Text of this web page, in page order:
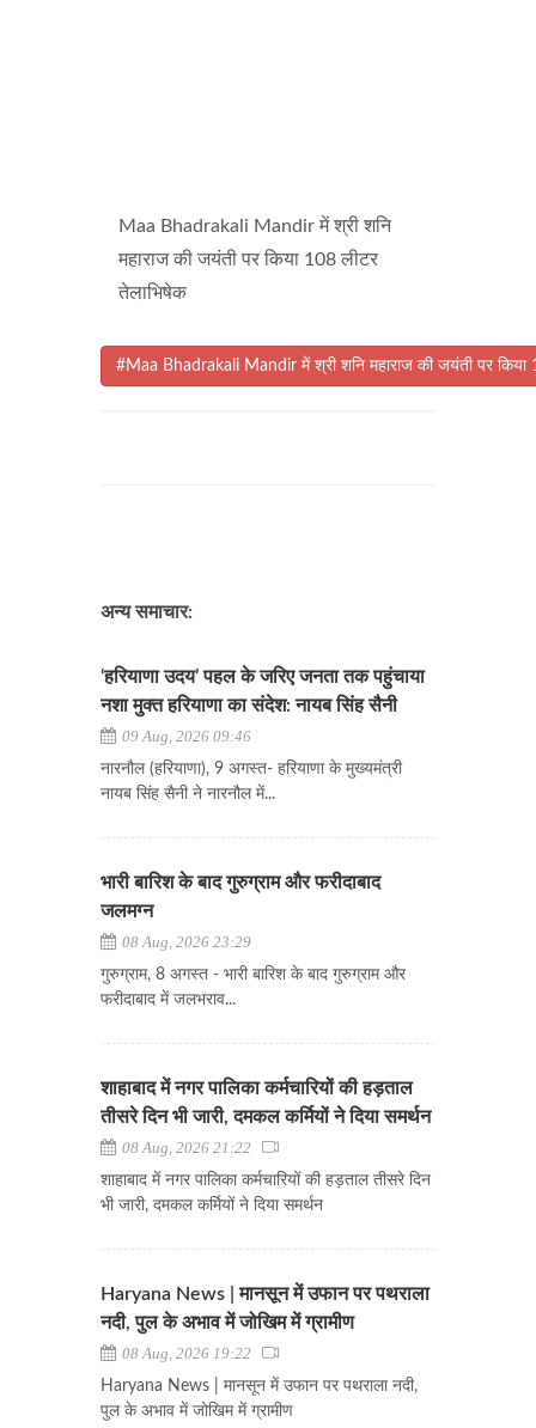
Maa Bhadrakali Mandir में श्री शनि
महाराज की जयंती पर किया 108 लीटर
तेलाभिषेक
#Maa Bhadrakali Mandir में श्री शनि महाराज की जयंती पर किया
अन्य समाचार:
‘हरियाणा उदय’ पहल के जरिए जनता तक पहुंचाया
नशा मुक्त हरियाणा का संदेश: नायब सिंह सैनी
09 Aug, 2026 09:46
नारनौल (हरियाणा), 9 अगस्त- हरियाणा के मुख्यमंत्री
नायब सिंह सैनी ने नारनौल में...
भारी बारिश के बाद गुरुग्राम और फरीदाबाद
जलमग्न
08 Aug, 2026 23:29
गुरुग्राम, 8 अगस्त - भारी बारिश के बाद गुरुग्राम और
फरीदाबाद में जलभराव...
शाहाबाद में नगर पालिका कर्मचारियों की हड़ताल
तीसरे दिन भी जारी, दमकल कर्मियों ने दिया समर्थन
08 Aug, 2026 21:22
शाहाबाद में नगर पालिका कर्मचारियों की हड़ताल तीसरे दिन
भी जारी, दमकल कर्मियों ने दिया समर्थन
Haryana News | मानसून में उफान पर पथराला
नदी, पुल के अभाव में जोखिम में ग्रामीण
08 Aug, 2026 19:22
Haryana News | मानसून में उफान पर पथराला नदी,
पुल के अभाव में जोखिम में ग्रामीण